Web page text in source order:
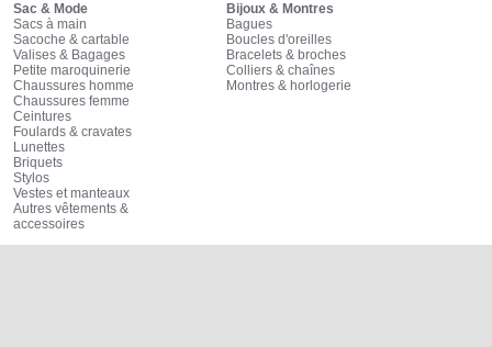
Sac & Mode
Sacs à main
Sacoche & cartable
Valises & Bagages
Petite maroquinerie
Chaussures homme
Chaussures femme
Ceintures
Foulards & cravates
Lunettes
Briquets
Stylos
Vestes et manteaux
Autres vêtements &
accessoires
Bijoux & Montres
Bagues
Boucles d'oreilles
Bracelets & broches
Colliers & chaînes
Montres & horlogerie